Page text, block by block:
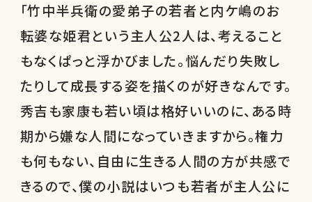
「竹中半兵衛の愛弟子の若者と内ケ嶋のお
転婆な姫君という主人公2人は、考えること
もなくぱっと浮かびました。悩んだり失敗し
たりして成長する姿を描くのが好きなんです。
秀吉も家康も若い頃は格好いいのに、ある時
期から嫌な人間になっていきますから。権力
も何もない、自由に生きる人間の方が共感で
きるので、僕の小説はいつも若者が主人公に